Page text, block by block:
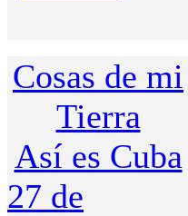
Cosas de mi
Tierra
Así es Cuba
27 de